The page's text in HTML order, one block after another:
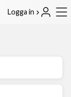
Logga in